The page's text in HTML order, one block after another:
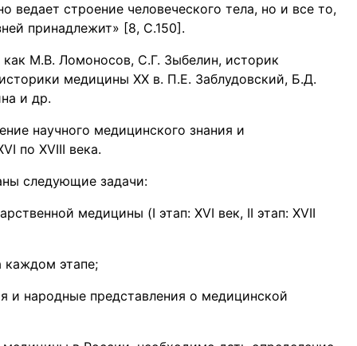
строение человеческого тела, но и все то,
принадлежит» [8, С.150].
М.В. Ломоносов, С.Г. Зыбелин, историк
медицины XX в. П.Е. Заблудовский, Б.Д.
и др.
научного медицинского знания и
по XVIII века.
следующие задачи:
медицины (I этап: XVI век, II этап: XVII
каждом этапе;
и народные представления о медицинской